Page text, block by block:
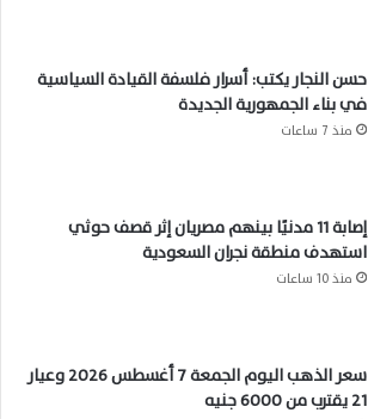
حسن النجار يكتب: أسرار فلسفة القيادة السياسية
في بناء الجمهورية الجديدة
منذ 7 ساعات
إصابة 11 مدنيًا بينهم مصريان إثر قصف حوثي
استهدف منطقة نجران السعودية
منذ 10 ساعات
سعر الذهب اليوم الجمعة 7 أغسطس 2026 وعيار
21 يقترب من 6000 جنيه